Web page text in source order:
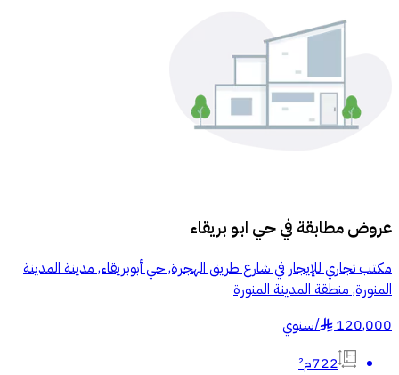
عروض مطابقة فيحي ابو بريقاء
مكتب تجاري للإيجار في شارع طريق الهجرة, حي أبوبريقاء, مدينة المدينة
المنورة, منطقة المدينة المنورة
120,000
§
/سنوي
722م²